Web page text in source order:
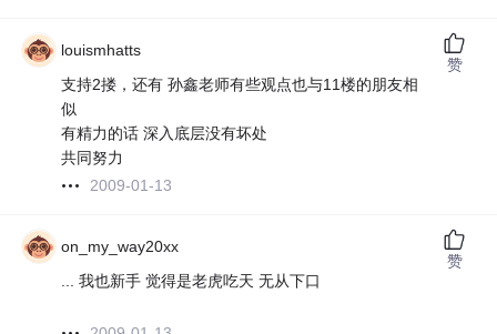
louismhatts
支持2搂，还有 孙鑫老师有些观点也与11楼的朋友相
似
有精力的话 深入底层没有坏处
共同努力
2009-01-13
赞
on_my_way20xx
... 我也新手 觉得是老虎吃天 无从下口
赞